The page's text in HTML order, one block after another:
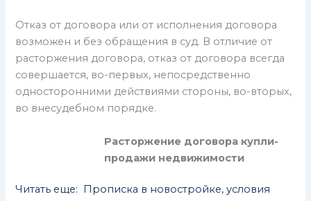
Отказ от договора или от исполнения договора
возможен и без обращения в суд. В отличие от
расторжения договора, отказ от договора всегда
совершается, во-первых, непосредственно
односторонними действиями стороны, во-вторых,
во внесудебном порядке.
Расторжение договора купли-
продажи недвижимости
Читать еще: Прописка в новостройке, условия